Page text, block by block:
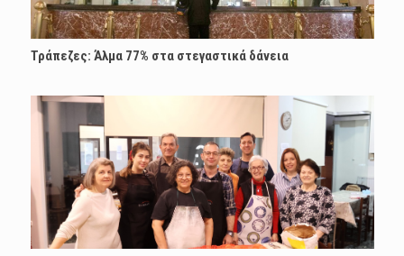
Τράπεζες: Άλμα 77% στα στεγαστικά δάνεια